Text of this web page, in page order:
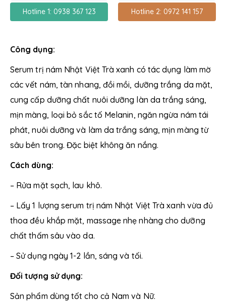
Hotline 1: 0938 367 123 Hotline 2: 0972 141 157
Công dụng:
Serum trị nám Nhật Việt Trà xanh có tác dụng làm mờ
các vết nám, tàn nhang, đồi mồi, dưỡng trắng da mặt,
cung cấp dưỡng chất nuôi dưỡng làn da trắng sáng,
mịn màng, loại bỏ sắc tố Melanin, ngăn ngừa nám tái
phát, nuôi dưỡng và làm da trắng sáng, mịn màng từ
sâu bên trong.Đặc biệt không ăn nắng.
Cách dùng:
– Rửa mặt sạch, lau khô.
– Lấy 1 lượng serum trị nám Nhật Việt Trà xanh vừa đủ
thoa đều khắp mặt, massage nhẹ nhàng cho dưỡng
chất thấm sâu vào da.
– Sử dụng ngày 1-2 lần, sáng và tối.
Đối tượng sử dụng:
Sản phẩm dùng tốt cho cả Nam và Nữ.